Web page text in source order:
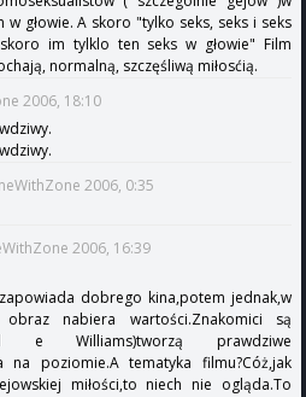
głowie. A skoro "tylko seks, seks i seks
im tylklo ten seks w głowie" Film
normalną, szczęśliwą miłosćią.
2006, 18:10
2006, 0:35
2006, 16:39
dobrego kina,potem jednak,w
nabiera wartości.Znakomici są
e Williams)tworzą prawdziwe
na poziomie.A tematyka filmu?Cóż,jak
miłości,to niech nie ogląda.To